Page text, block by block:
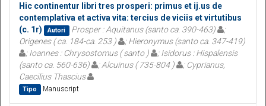
Hic continentur libri tres prosperi: primus et ij.us de
contemplativa et activa vita: tercius de viciis et virtutibus
(c. 1r)
Autori Prosper : Aquitanus (santo ca. 390-463)
;
Origenes ( ca. 184-ca. 253 )
; Hieronymus (santo ca. 347-419)
; Ioannes : Chrysostomus ( santo )
; Isidorus : Hispalensis
(santo ca. 560-636)
; Alcuinus ( 735-804 )
; Cyprianus,
Caecilius Thascius
Tipo Manuscript